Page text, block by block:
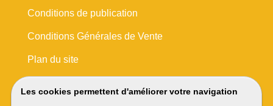
Les cookies permettent d'améliorer votre navigation
Conditions de publication
Conditions Générales de Vente
Plan du site